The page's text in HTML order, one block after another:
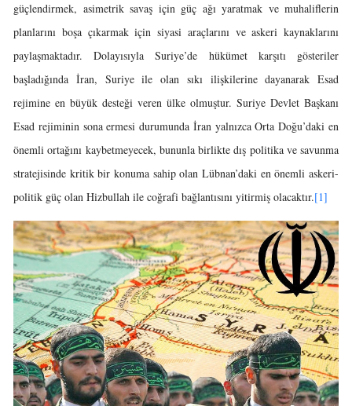
güçlendirmek, asimetrik savaş için güç ağı yaratmak ve muhaliflerin
planlarını boşa çıkarmak için siyasi araçlarını ve askeri kaynaklarını
paylaşmaktadır. Dolayısıyla Suriye’de hükümet karşıtı gösteriler
başladığında İran, Suriye ile olan sıkı ilişkilerine dayanarak Esad
rejimine en büyük desteği veren ülke olmuştur. Suriye Devlet Başkanı
Esad rejiminin sona ermesi durumunda İran yalnızca Orta Doğu’daki en
önemli ortağını kaybetmeyecek, bununla birlikte dış politika ve savunma
stratejisinde kritik bir konuma sahip olan Lübnan’daki en önemli askeri-
politik güç olan Hizbullah ile coğrafi bağlantısını yitirmiş olacaktır.[1]